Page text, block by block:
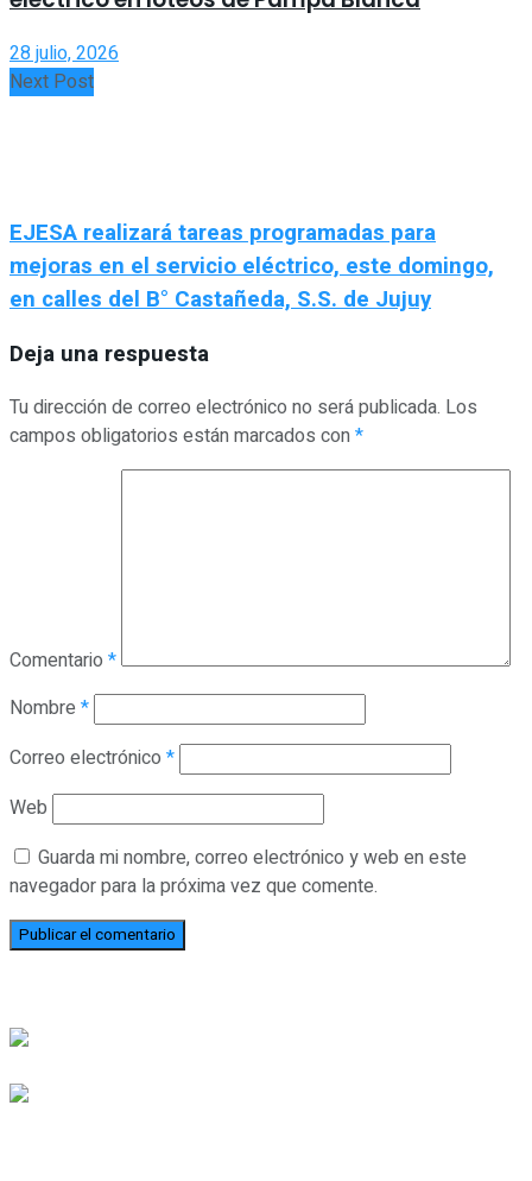
28 julio, 2026
Next Post
EJESA realizará tareas programadas para
mejoras en el servicio eléctrico, este domingo,
en calles del B° Castañeda, S.S. de Jujuy
Deja una respuesta
Tu dirección de correo electrónico no será publicada. Los
campos obligatorios están marcados con*
Comentario *
Nombre *
Correo electrónico *
Web
Guarda mi nombre, correo electrónico y web en este
navegador para la próxima vez que comente.